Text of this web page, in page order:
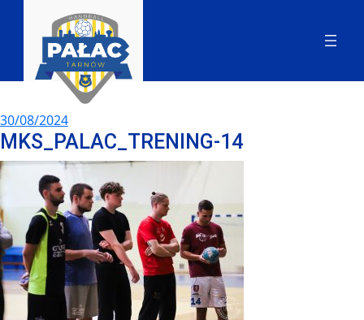
30/08/2024
MKS_PALAC_TRENING-14